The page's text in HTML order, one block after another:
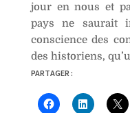
jour en nous et
pays ne saurait
conscience des
des historiens,
PARTAGER :